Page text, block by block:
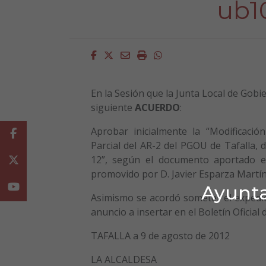
Facebook
Twitter
EmailImprimirWhatsapp
En la Sesión que la Junta Local de
siguiente ACUERDO:
Aprobar inicialmente la
Parcial del AR-2 del PGOU de
12”, según el documento aportado
promovido por D. Javier Esparza
Asimismo se acordó someter el
anuncio a insertar en el Boletín Oficial
TAFALLA a 9 de agosto de 2012
LA ALCALDESA
Facebook
Youtube